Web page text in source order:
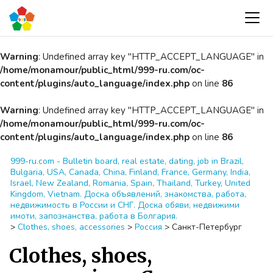
Warning: Undefined array key "HTTP_ACCEPT_LANGUAGE" in
/home/monamour/public_html/999-ru.com/oc-
content/plugins/auto_language/index.php on line 86
Warning: Undefined array key "HTTP_ACCEPT_LANGUAGE" in
/home/monamour/public_html/999-ru.com/oc-
content/plugins/auto_language/index.php on line 86
999-ru.com - Bulletin board, real estate, dating, job in Brazil,
Bulgaria, USA, Canada, China, Finland, France, Germany, India,
Israel, New Zealand, Romania, Spain, Thailand, Turkey, United
Kingdom, Vietnam. Доска объявлений, знакомства, работа,
недвижимость в России и СНГ. Доска обяви, недвижими
имоти, запознанства, работа в Болгария.
> Clothes, shoes, accessories > Россия > Санкт-Петербург
Clothes, shoes,